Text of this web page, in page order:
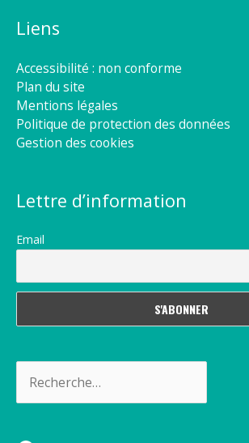
Liens
Accessibilité : non conforme
Plan du site
Mentions légales
Politique de protection des données
Gestion des cookies
Lettre d’information
Email